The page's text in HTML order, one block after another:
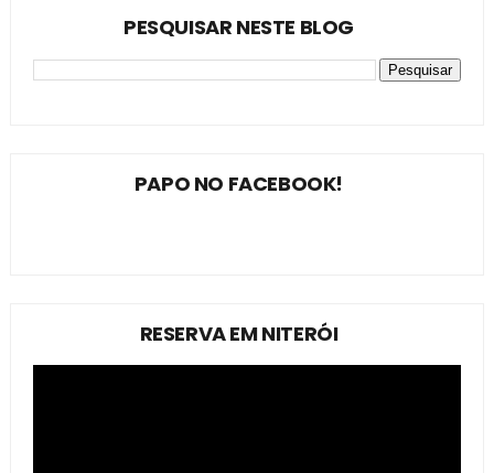
PESQUISAR NESTE BLOG
PAPO NO FACEBOOK!
RESERVA EM NITERÓI